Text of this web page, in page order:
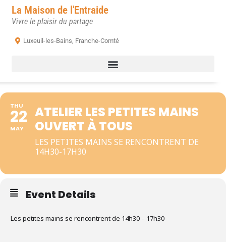
La Maison de l'Entraide
Vivre le plaisir du partage
Luxeuil-les-Bains, Franche-Comté
THU
22
MAY
ATELIER LES PETITES MAINS
OUVERT À TOUS
LES PETITES MAINS SE RENCONTRENT DE
14H30-17H30
Event Details
Les petites mains se rencontrent de 14h30 – 17h30